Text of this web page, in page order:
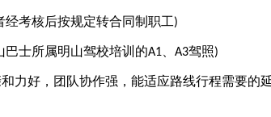
经考核后按规定转合同制职工)
巴士所属明山驾校培训的A1 A3驾照)
力好，团队协作强，能适应路线行程需要